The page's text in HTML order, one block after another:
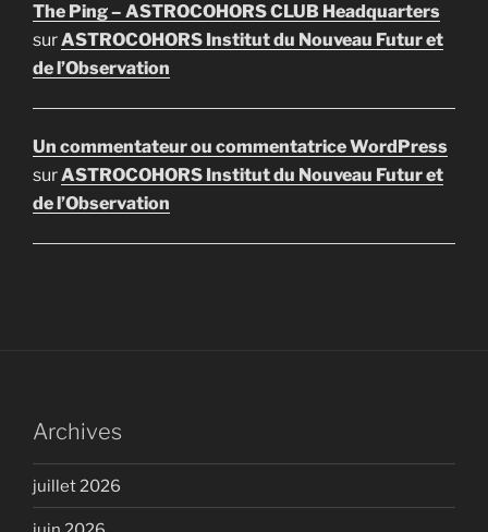
The Ping – ASTROCOHORS CLUB Headquarters
surASTROCOHORS Institut du Nouveau Futur et
de l’Observation
Un commentateur ou commentatrice WordPress
surASTROCOHORS Institut du Nouveau Futur et
de l’Observation
Archives
juillet 2026